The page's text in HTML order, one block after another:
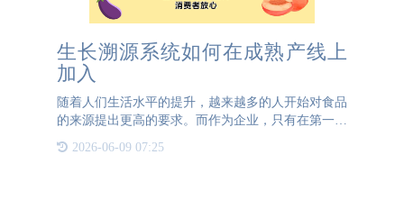
生长溯源系统如何在成熟产线上
加入
随着人们生活水平的提升，越来越多的人开始对食品
的来源提出更高的要求。而作为企业，只有在第一时
一定的市场份额。作为企业如何让已经成熟产品产线
2026-06-09 07:25